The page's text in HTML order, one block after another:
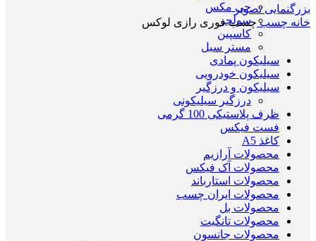
جی مکس
سولجر
کاسپین
مستر سیل
سیلیکون پمادی
سیلیکون خودرویی
سیلیکون و درزگیر
درزگیر سیلیکونی
ظرف پلاستیکی 100 گرمی
فست فیکس
کاغذ A5
محصولات آرازیم
محصولات آک فیکس
محصولات استارباند
محصولات ایران چسب
محصولات بل
محصولات تانگیت
محصولات جانسون
بزرگنمایی تصویر
خانه چسبچسب فوری رازی لوکس